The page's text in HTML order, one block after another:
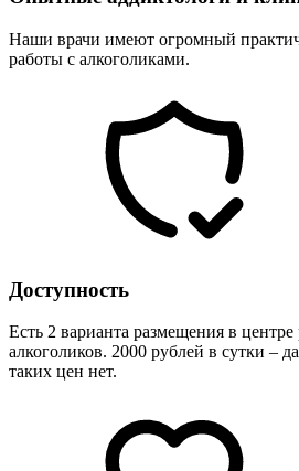
Наши врачи имеют огромный
работы с алкоголиками.
Доступность
Есть 2 варианта размещения в
алкоголиков. 2000 рублей в сутки –
таких цен нет.